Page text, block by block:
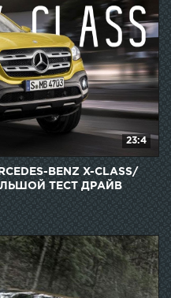
23:4
BENZ X-CLASS/
ТЕСТ ДРАЙВ